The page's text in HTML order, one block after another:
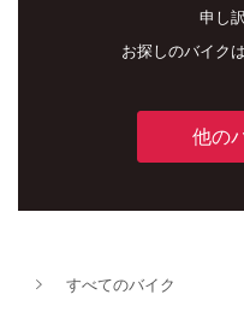
申し
お探しのバイク
他の
すべてのバイク
新車